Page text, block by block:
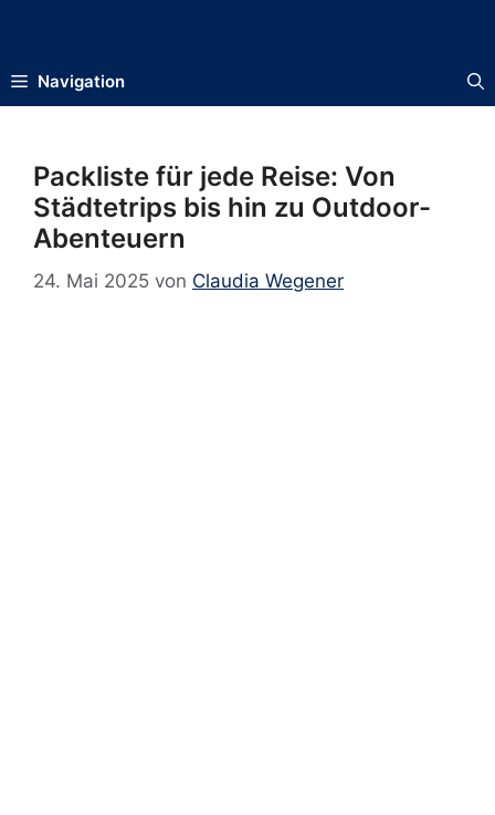
Navigation
Packliste für jede Reise: Von
Städtetrips bis hin zu Outdoor-
Abenteuern
24. Mai 2025 von Claudia Wegener